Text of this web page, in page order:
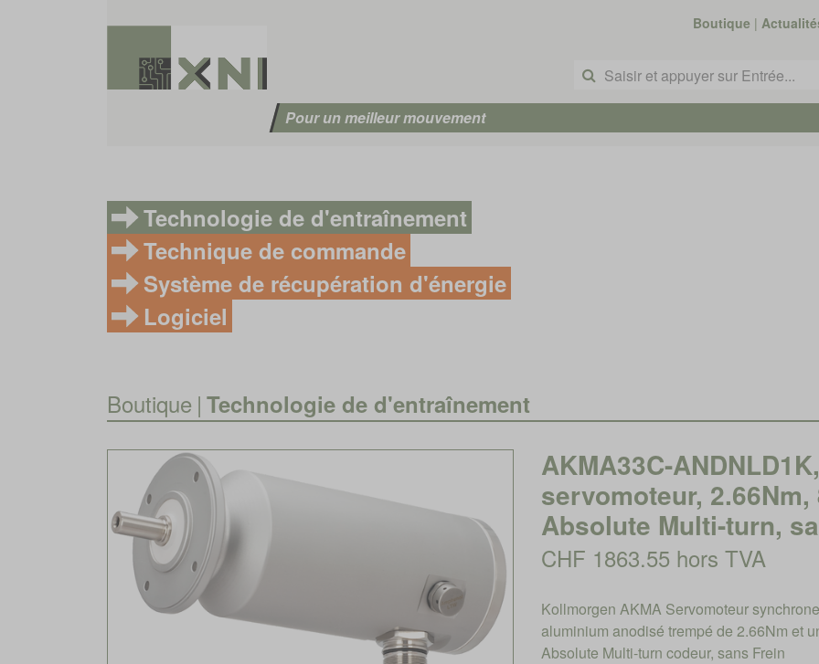
Boutique |
Pour un meilleur mouvement
Technologie de d'entraînement
Technique de commande
Système de récupération d'énergie
Logiciel
Boutique | Technologie de d'entraînement
AKMA33C-
servomoteur,
Absolute Multi-turn,
CHF 1863.55 hors TVA
Kollmorgen AKMA Servomoteur
aluminium anodisé trempé de 2.66Nm et
Absolute Multi-turn codeur, sans Frein